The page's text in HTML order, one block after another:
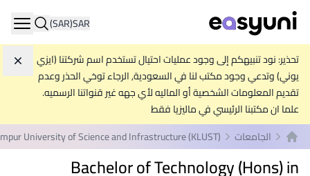
SAR
(SAR)
تحذير: نود تنبيهكم إلى وجود عمليات احتيال تستخدم اسم شركتنا (ايزي
يوني) وتدعي وجود مكتب لنا في السعودية, الرجاء توخي الحذر وعدم
تقديم المعلومات الشخصية أو الماليه لأي جهه غير قنواتنا الرسميه.
علما ان مكتبنا الرئيسي في ماليزيا فقط
الصفحة الرئيسية
الجامعات University of Science and Infrastructure (KLUST)
Bachelor of Technology (Hons) in